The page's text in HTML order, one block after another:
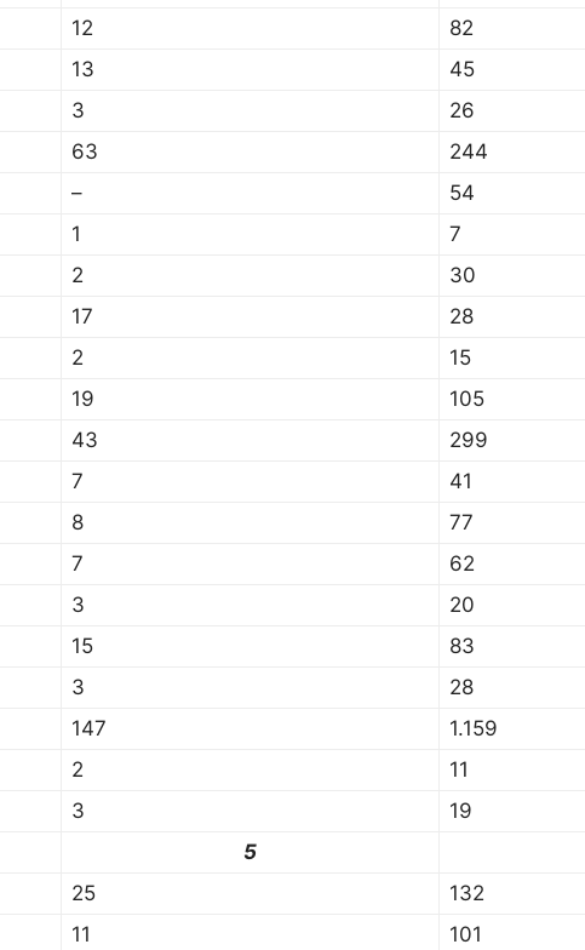
12
82
13
45
3
26
63
244
–
54
1
7
2
30
17
28
2
15
19
105
43
299
7
41
8
77
7
62
3
20
15
83
3
28
147
1.159
2
11
3
19
5
25
132
11
101